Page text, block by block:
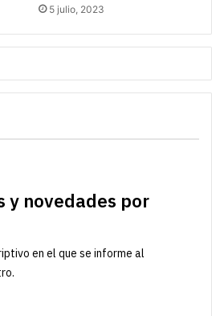
5 julio, 2023
y novedades por
en el que se informe al